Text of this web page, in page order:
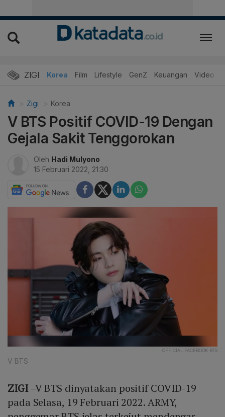
ZIGI
Hits Korea Film Lifestyle GenZ Keuangan Video
Zigi Korea
V BTS Positif COVID-19 Dengan
Gejala Sakit Tenggorokan
Oleh Hadi Mulyono
15 Februari 2022, 21:30
OFFICIAL FACEBOOK BTS
V BTS
ZIGI–V BTS dinyatakan positif COVID-19
pada Selasa, 19 Februari 2022. ARMY,